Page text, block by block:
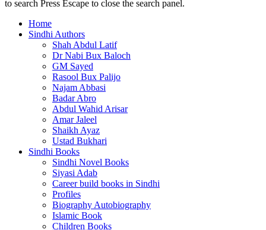
to search Press Escape to close the search panel.
Home
Sindhi Authors
Shah Abdul Latif
Dr Nabi Bux Baloch
GM Sayed
Rasool Bux Palijo
Najam Abbasi
Badar Abro
Abdul Wahid Arisar
Amar Jaleel
Shaikh Ayaz
Ustad Bukhari
Sindhi Books
Sindhi Novel Books
Siyasi Adab
Career build books in Sindhi
Profiles
Biography Autobiography
Islamic Book
Children Books